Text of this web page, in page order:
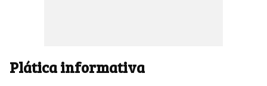
Plática informativa